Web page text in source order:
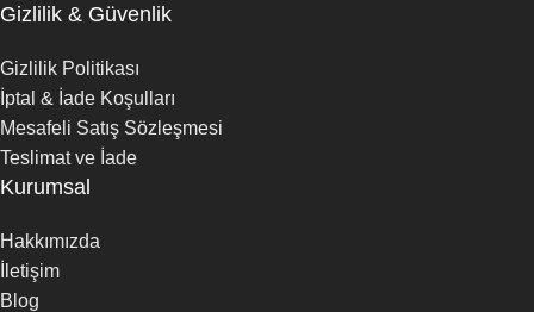
Gizlilik & Güvenlik
Gizlilik Politikası
İptal & İade Koşulları
Mesafeli Satış Sözleşmesi
Teslimat ve İade
Kurumsal
Hakkımızda
İletişim
Blog